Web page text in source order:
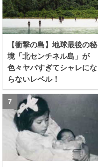
【衝撃の島】地球最後の秘
境「北センチネル島」が
色々ヤバすぎてシャレにな
らないレベル！